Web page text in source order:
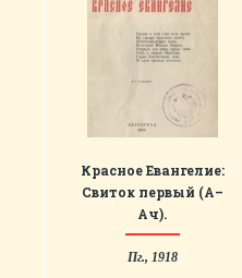
Красное Евангелие:
Свиток первый (А–
Ач).
Пг., 1918